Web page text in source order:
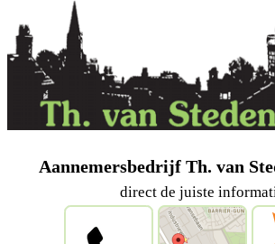
Aannemersbedrijf Th. van
direct de juiste